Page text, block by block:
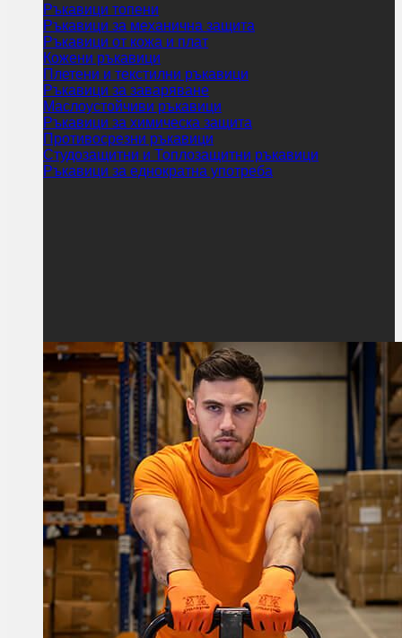
Ръкавици топени
Ръкавици за механична защита
Ръкавици от кожа и плат
Кожени ръкавици
Плетени и текстилни ръкавици
Ръкавици за заваряване
Маслоустойчиви ръкавици
Ръкавици за химическа защита
Противосрезни ръкавици
Студозащитни и Топлозащитни ръкавици
Ръкавици за еднократна употреба